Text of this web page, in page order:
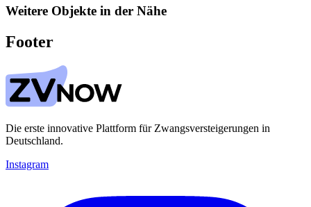
Weitere Objekte in der Nähe
Footer
Die erste innovative Plattform für Zwangsversteigerungen in
Deutschland.
Instagram